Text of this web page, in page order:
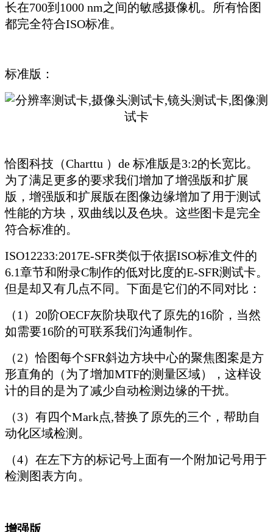
长在700到1000 nm之间的敏感摄像机。所有恰图
都完全符合ISO标准。
标准版：
恰图科技（Charttu ）de 标准版是3:2的长宽比。
为了满足更多的要求我们增加了增强版和扩展
版，增强版和扩展版在图像边缘增加了用于测试
性能的方块，双曲线以及色块。这些图卡是完全
符合标准的。
ISO12233:2017E-SFR类似于依据ISO标准文件的
6.1章节和附录C制作的低对比度的E-SFR测试卡。
但是却又有几点不同。下面是它们的不同对比：
（1）20阶OECF灰阶块取代了原先的16阶，当然
如需要16阶的可联系我们沟通制作。
（2）恰图每个SFR斜边方块中心的聚焦图案是方
形直角的（为了增加MTF的测量区域），这样设
计的目的是为了减少自动检测边缘的干扰。
（3）有四个Mark点,替换了原先的三个，帮助自
动化区域检测。
（4）在左下方的标记号上面有一个附加记号用于
检测图表方向。
增强版